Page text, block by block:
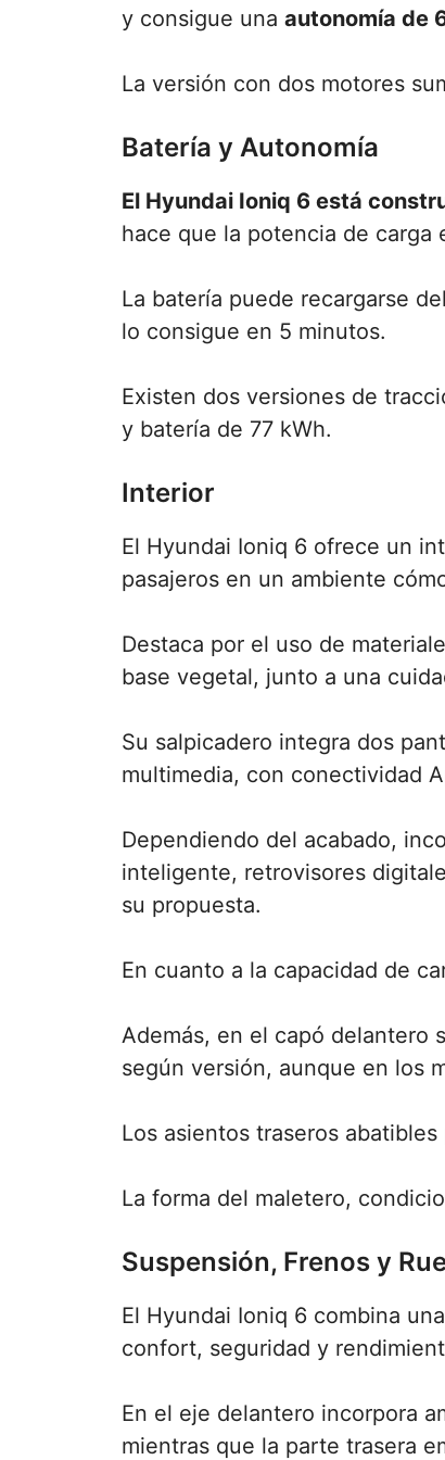
y consigue una autonomía de
La versión con dos motores
Batería y Autonomía
El Hyundai Ioniq 6 está
hace que la potencia de carga
La batería puede recargarse
lo consigue en 5 minutos.
Existen dos versiones de
y batería de 77 kWh.
Interior
El Hyundai Ioniq 6 ofrece un
pasajeros en un ambiente
Destaca por el uso de
base vegetal, junto a una
Su salpicadero integra dos
multimedia, con conectividad
Dependiendo del acabado,
inteligente, retrovisores
su propuesta.
En cuanto a la capacidad de
Además, en el capó delantero
según versión, aunque en los
Los asientos traseros
La forma del maletero,
Suspensión, Frenos y
El Hyundai Ioniq 6 combina
confort, seguridad y
En el eje delantero incorpora
mientras que la parte trasera